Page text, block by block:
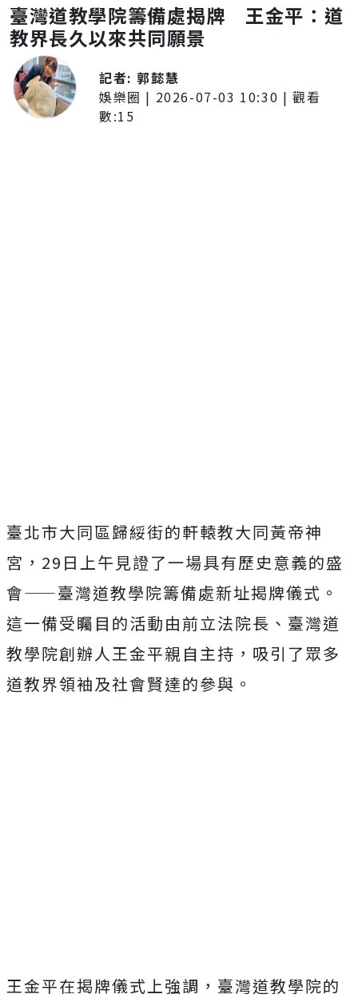
臺灣道教學院籌備處揭牌 王金平：道
教界長久以來共同願景
記者:郭懿慧
娛樂圈 | 2026-07-03 10:30 | 觀看
數:15
臺北市大同區歸綏街的軒轅教大同黃帝神
宮，29日上午見證了一場具有歷史意義的盛
會——臺灣道教學院籌備處新址揭牌儀式。
這一備受矚目的活動由前立法院長、臺灣道
教學院創辦人王金平親自主持，吸引了眾多
道教界領袖及社會賢達的參與。
王金平在揭牌儀式上強調，臺灣道教學院的